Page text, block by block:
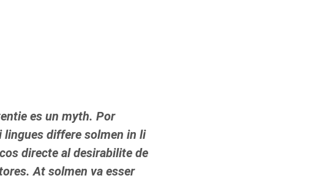
es un myth. Por
lingues differe solmen in li
directe al desirabilite de
At solmen va esser